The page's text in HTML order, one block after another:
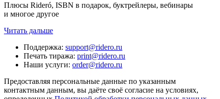
Плюсы Rideró, ISBN в подарок, буктрейлеры, вебинары
и многое другое
Читать дальше
Поддержка: support@ridero.ru
Печать тиража: print@ridero.ru
Наши услуги: order@ridero.ru
Предоставляя персональные данные по указанным
контактным данным, вы даёте своё согласие на условиях,